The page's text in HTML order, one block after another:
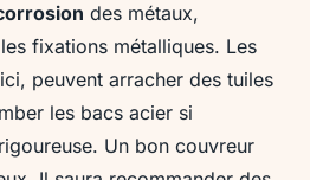
des métaux,
fixations métalliques. Les
peuvent arracher des tuiles
les bacs acier si
Un bon couvreur